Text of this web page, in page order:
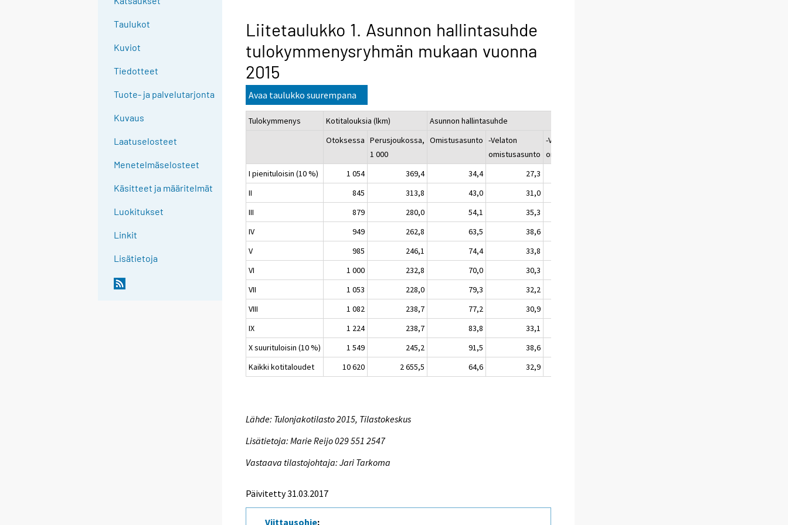
Taulukot
Kuviot
Tiedotteet
Tuote- ja palvelutarjonta
Kuvaus
Laatuselosteet
Menetelmäselosteet
Käsitteet ja määritelmät
Luokitukset
Linkit
Lisätietoja
Liitetaulukko 1. Asunnon hallintasuhde
tulokymmenysryhmän mukaan vuonna
2015
Avaa taulukko suurempana
Tulokymmenys Kotitalouksia (lkm)
Asunnon hallintasuhde
Otoksessa Perusjoukossa,
1 000
Omistusasunto -Velaton
omistusasunto
-Velkainen
omistusasunto
I pienituloisin (10 %) 1 054 369,4 34,4 27,3
II
845 313,8 43,0 31,0
III
879 280,0 54,1 35,3
IV
949 262,8 63,5 38,6
V
985 246,1 74,4 33,8
VI
1 000 232,8 70,0 30,3
VII
1 053 228,0 79,3 32,2
VIII
1 082 238,7 77,2 30,9
IX
1 224 238,7 83,8 33,1
X suurituloisin (10 %)
1 549 245,2 91,5 38,6
Kaikki kotitaloudet
10 620 2 655,5 64,6 32,9
Lähde: Tulonjakotilasto 2015, Tilastokeskus
Lisätietoja: Marie Reijo 029 551 2547
Vastaava tilastojohtaja: Jari Tarkoma
Päivitetty 31.03.2017
Viittausohje: